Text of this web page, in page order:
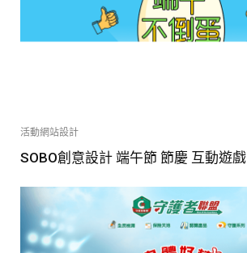
活動網站設計
SOBO創意設計 端午節 節慶 互動遊戲